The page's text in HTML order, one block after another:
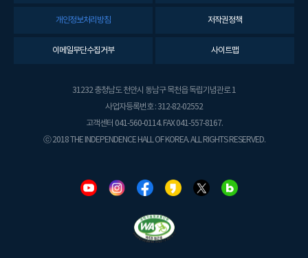
개인정보처리방침 저작권정책
이메일무단수집거부 사이트맵
31232 충청남도 천안시 동남구 목천읍 독립기념관로 1
사업자등록번호 : 312-82-02552
고객센터 041-560-0114. FAX 041-557-8167.
ⓒ 2018 THE INDEPENDENCE HALL OF KOREA. ALL RIGHTS RESERVED.